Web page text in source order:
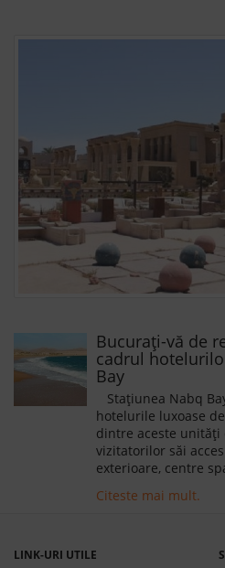
Bucurați-vă de
cadrul
Bay
Stațiunea Nabq
hotelurile luxoase
dintre aceste unități
vizitatorilor săi
exterioare, centre
ne-am gândit că ar
alege în cunoștință
Citeste mai mult.
LINK-URI UTILE